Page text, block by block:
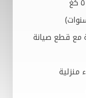
مع قطع صيانة
منزلية